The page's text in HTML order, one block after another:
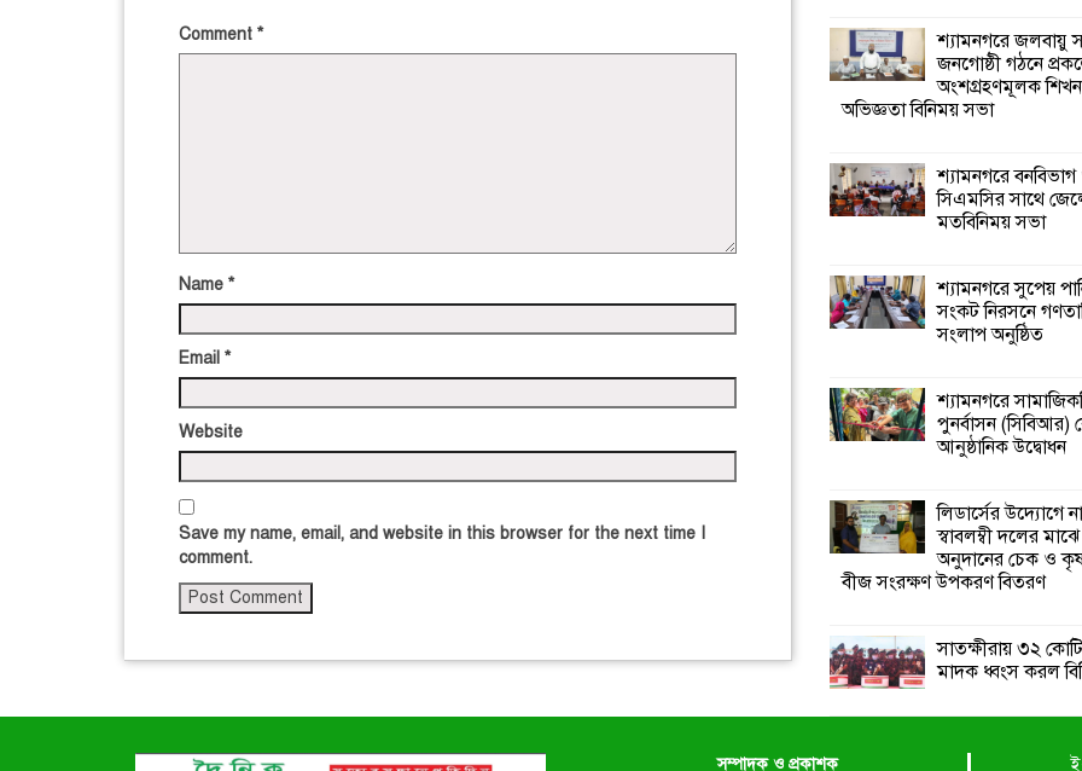
Comment *
Name *
Email *
Website
Save my name, email, and website in this browser for the next time I
comment.
সংলাপ অনুষ্ঠিত
শ্যামনগরে
সামাজিকভিত্তিক
আনুষ্ঠানিক উদ্বোধন
শ্যামনগরে জলবায়ু
জনগোষ্ঠী গঠনে
অংশগ্রহণমূলক
অভিজ্ঞতা বিনিময় সভা
শ্যামনগরে
সিএমসির সাথে
মতবিনিময় সভা
শ্যামনগরে সুপেয়
সংকট নিরসনে
সংলাপ অনুষ্ঠিত
শ্যামনগরে
পুনর্বাসন (সিবিআর)
আনুষ্ঠানিক উদ্বোধন
লিডার্সের উদ্যোগে
স্বাবলম্বী দলের মাঝে
অনুদানের চেক ও
বীজ সংরক্ষণ উপকরণ বিতরণ
সাতক্ষীরায় ৩২
মাদক ধ্বংস করল
সম্পাদক ও প্রকাশক